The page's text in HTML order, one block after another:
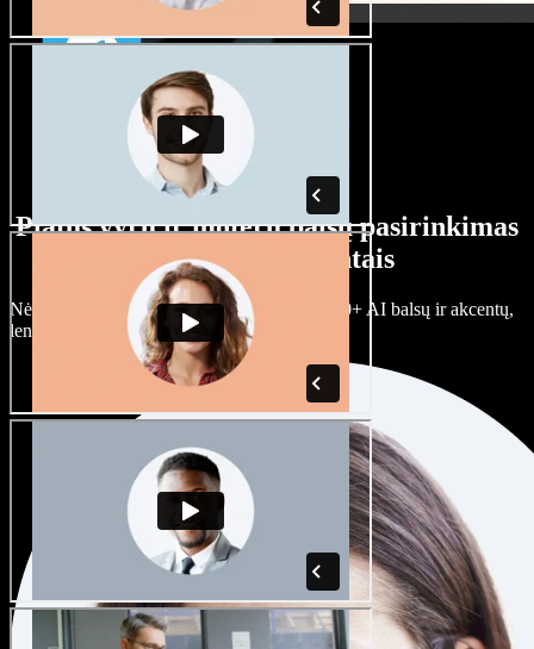
Platus vyrų ir moterų balsų pasirinkimas
su įvairiais akcentais
Nėra dviejų vienodų projektų. Rinkitės iš 100+ AI balsų ir akcentų,
lengvai juos prisitaikykite.